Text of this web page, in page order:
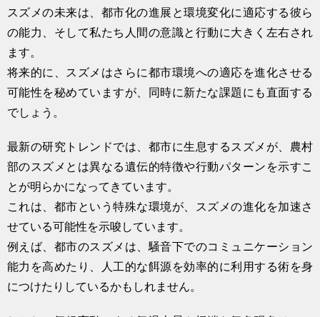
スズメの未来は、都市化の進展と環境変化に適応する彼ら
の能力、そして私たち人間の意識と行動に大きく左右され
ます。
将来的に、スズメはさらに都市環境への適応を進化させる
可能性を秘めていますが、同時に新たな課題にも直面する
でしょう。
最新の研究トレンドでは、都市に生息するスズメが、農村
部のスズメとは異なる遺伝的特徴や行動パターンを示すこ
とが明らかになってきています。
これは、都市という特殊な環境が、スズメの進化を加速さ
せている可能性を示唆しています。
例えば、都市のスズメは、騒音下でのコミュニケーション
能力を高めたり、人工的な餌源を効率的に利用する術を身
につけたりしているかもしれません。